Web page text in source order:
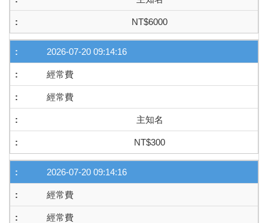
NT$6000
2026-07-20 09:14:16
經常費
經常費
主知名
NT$300
2026-07-20 09:14:16
經常費
經常費